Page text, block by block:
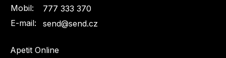
Mobil:
777 333 370
E-mail:
send@send.cz
Apetit Online